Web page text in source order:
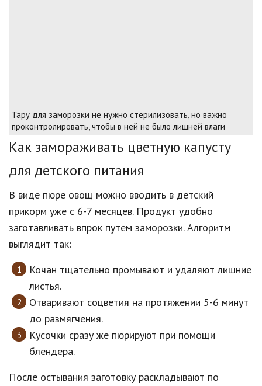
Тару для заморозки не нужно стерилизовать, но важно
проконтролировать, чтобы в ней не было лишней влаги
Как замораживать цветную капусту
для детского питания
В виде пюре овощ можно вводить в детский
прикорм уже с 6-7 месяцев. Продукт удобно
заготавливать впрок путем заморозки. Алгоритм
выглядит так:
Кочан тщательно промывают и удаляют лишние
листья.
Отваривают соцветия на протяжении 5-6 минут
до размягчения.
Кусочки сразу же пюрируют при помощи
блендера.
После остывания заготовку раскладывают по